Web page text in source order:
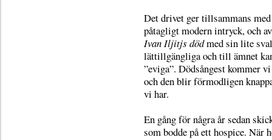
Det drivet ger tillsammans
påtagligt modern intryck, och
Ivan Iljitjs dödmed sin lite
lättillgängliga och till ämnet
”eviga”. Dödsångest kommer
och den blir förmodligen
vi har.
En gång för några år sedan
som bodde på ett hospice. När